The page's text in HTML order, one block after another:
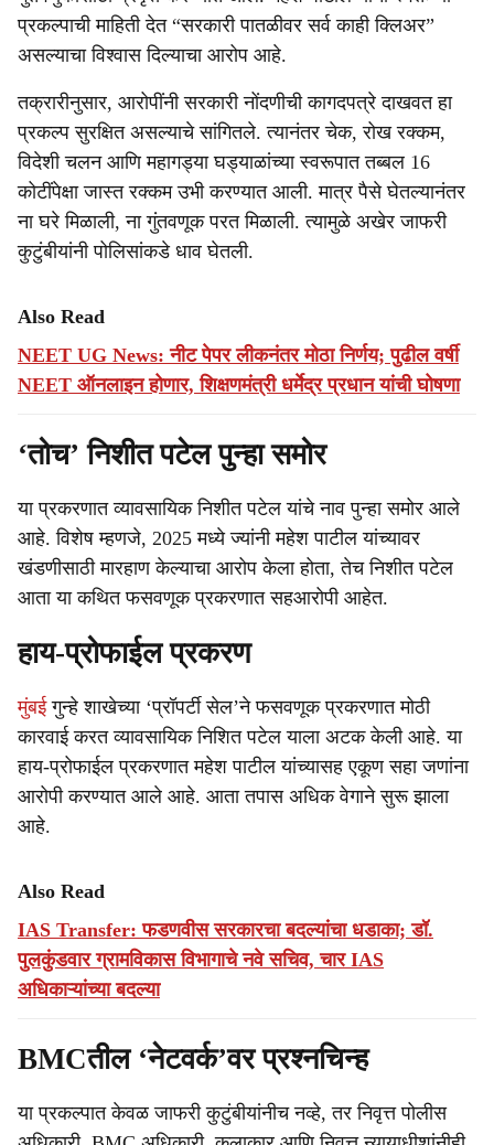
प्रकल्पाची माहिती देत “सरकारी पातळीवर सर्व काही क्लिअर”
असल्याचा विश्वास दिल्याचा आरोप आहे.
तक्रारीनुसार, आरोपींनी सरकारी नोंदणीची कागदपत्रे दाखवत हा
प्रकल्प सुरक्षित असल्याचे सांगितले. त्यानंतर चेक, रोख रक्कम,
विदेशी चलन आणि महागड्या घड्याळांच्या स्वरूपात तब्बल 16
कोटींपेक्षा जास्त रक्कम उभी करण्यात आली. मात्र पैसे घेतल्यानंतर
ना घरे मिळाली, ना गुंतवणूक परत मिळाली. त्यामुळे अखेर जाफरी
कुटुंबीयांनी पोलिसांकडे धाव घेतली.
Also Read
NEET UG News: नीट पेपर लीकनंतर मोठा निर्णय; पुढील वर्षी
NEET ऑनलाइन होणार, शिक्षणमंत्री धर्मेद्र प्रधान यांची घोषणा
‘तोच’ निशीत पटेल पुन्हा समोर
या प्रकरणात व्यावसायिक निशीत पटेल यांचे नाव पुन्हा समोर आले
आहे. विशेष म्हणजे, 2025 मध्ये ज्यांनी महेश पाटील यांच्यावर
खंडणीसाठी मारहाण केल्याचा आरोप केला होता, तेच निशीत पटेल
आता या कथित फसवणूक प्रकरणात सहआरोपी आहेत.
हाय-प्रोफाईल प्रकरण
मुंबईगुन्हे शाखेच्या ‘प्रॉपर्टी सेल’ने फसवणूक प्रकरणात मोठी
कारवाई करत व्यावसायिक निशित पटेल याला अटक केली आहे. या
हाय-प्रोफाईल प्रकरणात महेश पाटील यांच्यासह एकूण सहा जणांना
आरोपी करण्यात आले आहे. आता तपास अधिक वेगाने सुरू झाला
आहे.
Also Read
IAS Transfer: फडणवीस सरकारचा बदल्यांचा धडाका; डॉ.
पुलकुंडवार ग्रामविकास विभागाचे नवे सचिव, चार IAS
अधिकाऱ्यांच्या बदल्या
BMCतील ‘नेटवर्क’वर प्रश्नचिन्ह
या प्रकल्पात केवळ जाफरी कुटुंबीयांनीच नव्हे, तर निवृत्त पोलीस